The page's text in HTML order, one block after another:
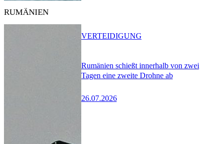
RUMÄNIEN
Rumänien schießt innerhalb von zwei
Tagen eine zweite Drohne ab
26.07.2026
VERTEIDIGUNG